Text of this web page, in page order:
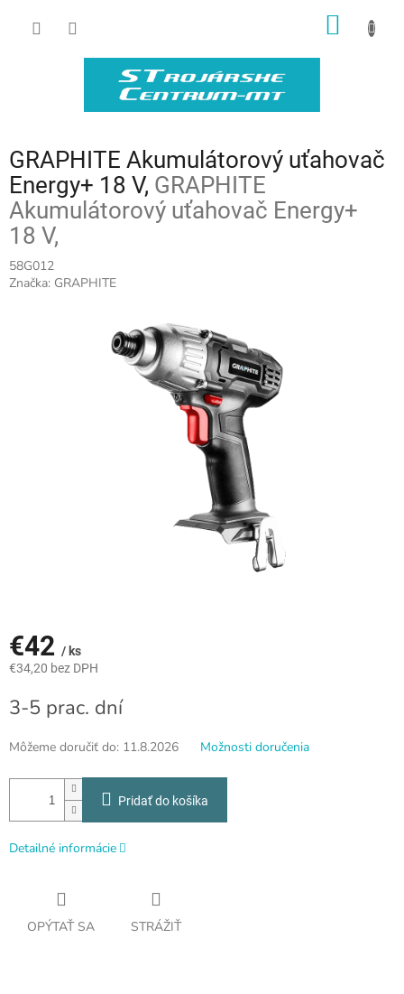
GRAPHITE Akumulátorový uťahovač
Energy+ 18 V, GRAPHITE
Akumulátorový uťahovač Energy+
18 V,
58G012
Značka: GRAPHITE
€42 / ks
€34,20 bez DPH
cena:
3-5 prac. dní
Môžeme doručiť do: 11.8.2026 Možnosti doručenia
Pridať do košíka
Detailné informácie
OPÝTAŤ SA STRÁŽIŤ